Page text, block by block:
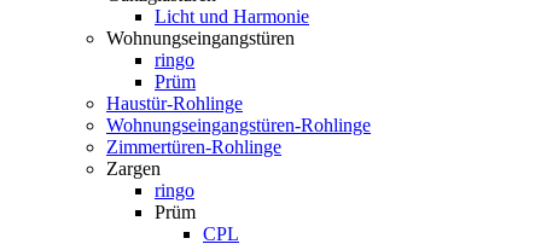
Licht und Harmonie
Wohnungseingangstüren
ringo
Prüm
Haustür-Rohlinge
Wohnungseingangstüren-Rohlinge
Zimmertüren-Rohlinge
Zargen
ringo
Prüm
CPL